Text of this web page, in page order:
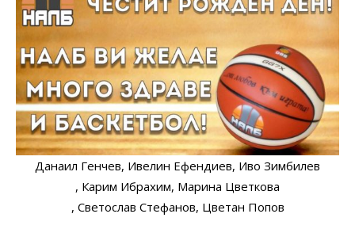
Данаил Генчев, Ивелин Ефендиев, Иво Зимбилев
, Карим Ибрахим, Марина Цветкова
, Светослав Стефанов, Цветан Попов